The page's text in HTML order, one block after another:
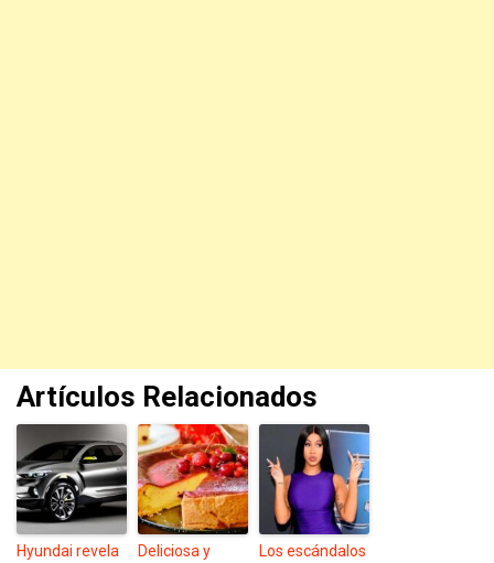
Artículos Relacionados
Hyundai revela
Deliciosa y
Los escándalos